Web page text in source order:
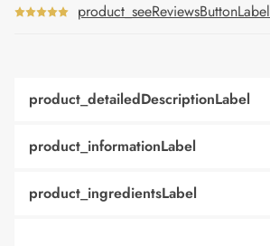
product_seeReviewsButtonLabel
product_detailedDescriptionLabel
product_informationLabel
product_ingredientsLabel